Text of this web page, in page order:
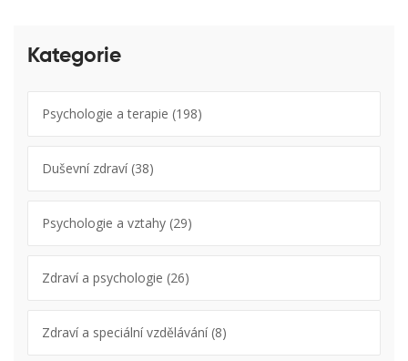
Kategorie
Psychologie a terapie (198)
Duševní zdraví(38)
Psychologie a vztahy (29)
Zdraví a psychologie (26)
Zdraví a speciální vzdělávání(8)